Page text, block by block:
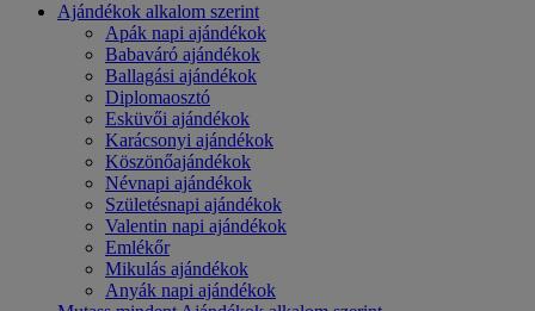
Ajándékok alkalom szerint
Apák napi ajándékok
Babaváró ajándékok
Ballagási ajándékok
Diplomaosztó
Esküvői ajándékok
Karácsonyi ajándékok
Köszönőajándékok
Névnapi ajándékok
Születésnapi ajándékok
Valentin napi ajándékok
Emlékőr
Mikulás ajándékok
Anyák napi ajándékok